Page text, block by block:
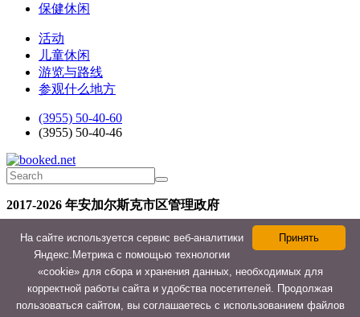
保健休闲
活动
儿童休闲
游览与路线
参观什么地方
(3955) 50-40-60
(3955) 50-40-46
2017-2026 年安加尔斯克市区管理政府
隐私政策
Принять
На сайте используется сервис веб-аналитики
Яндекс.Метрика с помощью технологии
«cookie» для сбора и хранения данных, необходимых для
корректной работы сайта и удобства посетителей. Продолжая
пользоваться сайтом, вы соглашаетесь с использованием файлов